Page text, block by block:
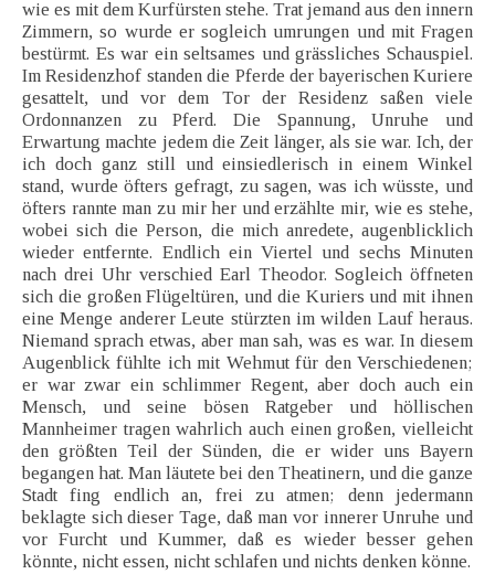
wie es mit dem Kurfürsten stehe. Trat jemand aus den innern
Zimmern, so wurde er sogleich umrungen und mit Fragen
bestürmt. Es war ein seltsames und grässliches Schauspiel.
Im Residenzhof standen die Pferde der bayerischen Kuriere
gesattelt, und vor dem Tor der Residenz saßen viele
Ordonnanzen zu Pferd. Die Spannung, Unruhe und
Erwartung machte jedem die Zeit länger, als sie war. Ich, der
ich doch ganz still und einsiedlerisch in einem Winkel
stand, wurde öfters gefragt, zu sagen, was ich wüsste, und
öfters rannte man zu mir her und erzählte mir, wie es stehe,
wobei sich die Person, die mich anredete, augenblicklich
wieder entfernte. Endlich ein Viertel und sechs Minuten
nach drei Uhr verschied Earl Theodor. Sogleich öffneten
sich die großen Flügeltüren, und die Kuriers und mit ihnen
eine Menge anderer Leute stürzten im wilden Lauf heraus.
Niemand sprach etwas, aber man sah, was es war. In diesem
Augenblick fühlte ich mit Wehmut für den Verschiedenen;
er war zwar ein schlimmer Regent, aber doch auch ein
Mensch, und seine bösen Ratgeber und höllischen
Mannheimer tragen wahrlich auch einen großen, vielleicht
den größten Teil der Sünden, die er wider uns Bayern
begangen hat. Man läutete bei den Theatinern, und die ganze
Stadt fing endlich an, frei zu atmen; denn jedermann
beklagte sich dieser Tage, daß man vor innerer Unruhe und
vor Furcht und Kummer, daß es wieder besser gehen
könnte, nicht essen, nicht schlafen und nichts denken könne.